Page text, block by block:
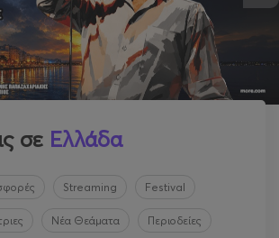
σε Ελλάδα
Streaming Festival
Νέα Θεάματα Περιοδείες